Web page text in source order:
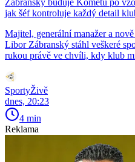
Zábranský buduje Kometu po
jak šéf kontroluje každý detail
Majitel, generální manažer a
Libor Zábranský stáhl veškeré
rukou právě ve chvíli, kdy klub
SportyŽivě
dnes, 20:23
4 min
Reklama